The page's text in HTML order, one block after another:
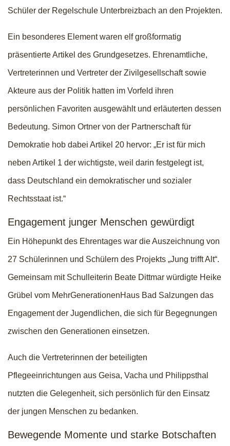
Schüler der Regelschule Unterbreizbach an den Projekten.
Ein besonderes Element waren elf großformatig
präsentierte Artikel des Grundgesetzes. Ehrenamtliche,
Vertreterinnen und Vertreter der Zivilgesellschaft sowie
Akteure aus der Politik hatten im Vorfeld ihren
persönlichen Favoriten ausgewählt und erläuterten dessen
Bedeutung. Simon Ortner von der Partnerschaft für
Demokratie hob dabei Artikel 20 hervor: „Er ist für mich
neben Artikel 1 der wichtigste, weil darin festgelegt ist,
dass Deutschland ein demokratischer und sozialer
Rechtsstaat ist.“
Engagement junger Menschen gewürdigt
Ein Höhepunkt des Ehrentages war die Auszeichnung von
27 Schülerinnen und Schülern des Projekts „Jung trifft Alt“.
Gemeinsam mit Schulleiterin Beate Dittmar würdigte Heike
Grübel vom MehrGenerationenHaus Bad Salzungen das
Engagement der Jugendlichen, die sich für Begegnungen
zwischen den Generationen einsetzen.
Auch die Vertreterinnen der beteiligten
Pflegeeinrichtungen aus Geisa, Vacha und Philippsthal
nutzten die Gelegenheit, sich persönlich für den Einsatz
der jungen Menschen zu bedanken.
Bewegende Momente und starke Botschaften